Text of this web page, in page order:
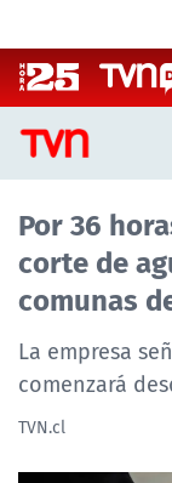
CASTING
CASTING TVN
TVN PLAY
Por 36
corte de
comunas
La empresa
comenzará
TVN.cl